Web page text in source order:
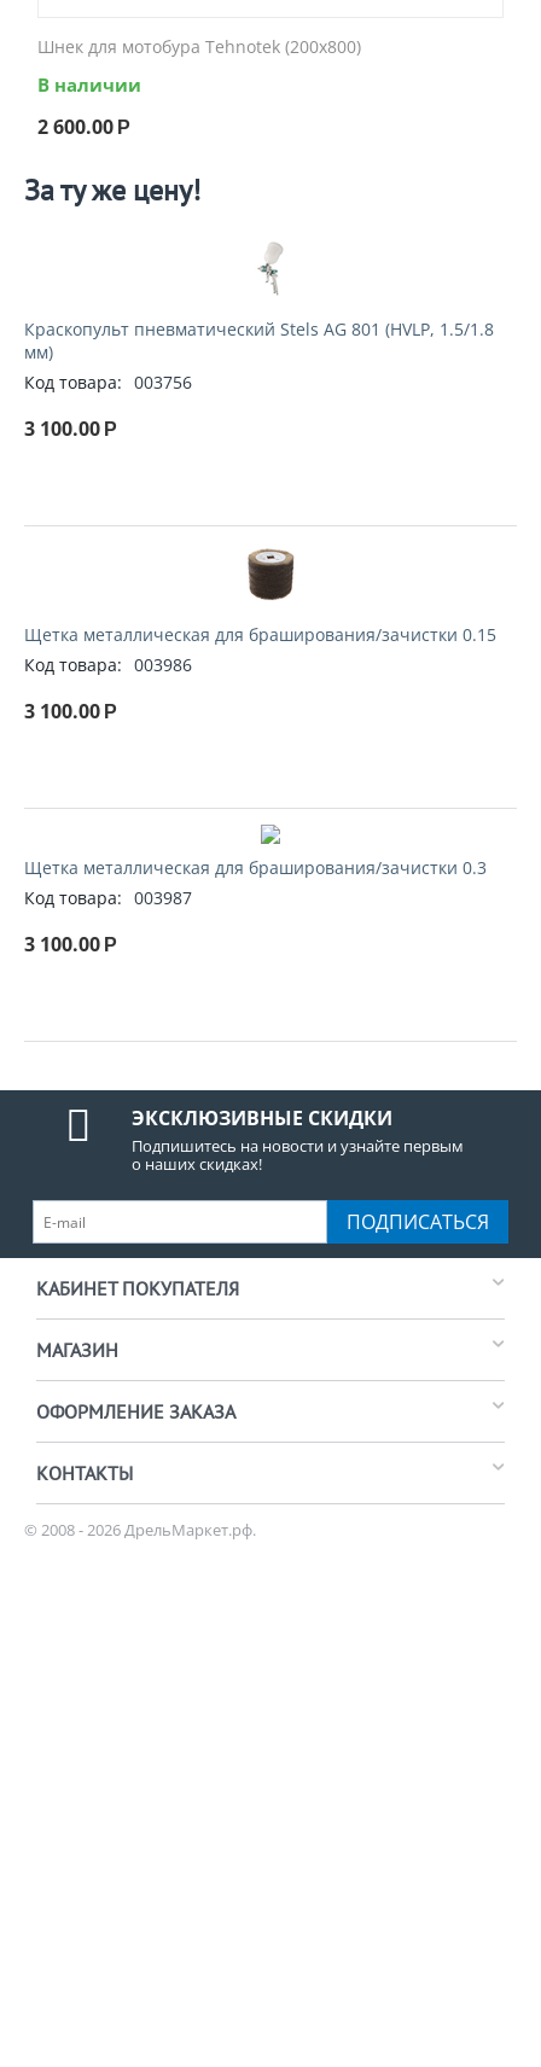
Шнек для мотобура Tehnotek (200x800)
В наличии
2 600.00 Р
За ту же цену!
Краскопульт пневматический Stels AG 801 (HVLP, 1.5/1.8
мм)
Код товара: 003756
3 100.00 Р
Щетка металлическая для браширования/зачистки 0.15
Код товара: 003986
3 100.00 Р
Щетка металлическая для браширования/зачистки 0.3
Код товара: 003987
3 100.00 Р
ЭКСКЛЮЗИВНЫЕ СКИДКИ
Подпишитесь на новости и узнайте первым
о наших скидках!
ПОДПИСАТЬСЯ
КАБИНЕТ ПОКУПАТЕЛЯ
МАГАЗИН
ОФОРМЛЕНИЕ ЗАКАЗА
КОНТАКТЫ
© 2008 - 2026 ДрельМаркет.рф.